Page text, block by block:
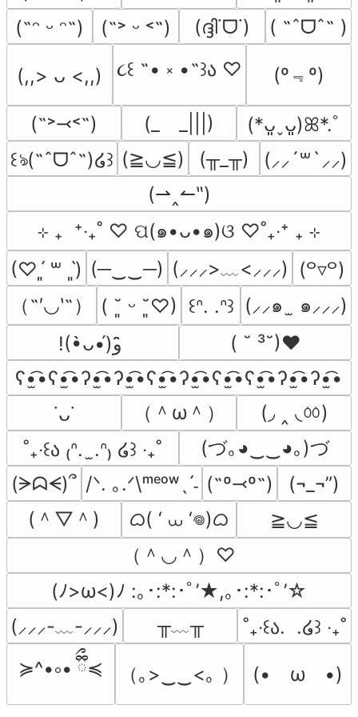
(˶ᵔ ᵕ ᵔ˶)
(˶˃ ᵕ ˂˶) (ദ്ദി˙ᗜ˙) ( ˶ˆᗜˆ˵ )
(,,> ᴗ <,,) ૮꒰ ˶• ༝ •˶꒱ა ♡ (º﹃º)
(˶˃⤙˂˶) (_　_|||)
(*ᴗ͈ˬᴗ͈)ꕤ*.ﾟ
꒰ঌ(˶ˆᗜˆ˵)໒꒱ (≧◡≦) (╥_╥)
(⸝⸝´꒳`⸝⸝)
(⇀‸↼‶)
⊹ ₊  ⁺‧₊˚ ♡ ପ(๑•ᴗ•๑)ଓ ♡˚₊‧⁺ ₊ ⊹
(♡ˊ͈ ꒳ ˋ͈) (─‿‿─) (⸝⸝⸝>﹏<⸝⸝⸝) (꒪▿꒪)
（˶′◡‵˶）
( ˘͈ ᵕ ˘͈♡) ꒰ᐢ. .ᐢ꒱ (⸝⸝๑  ̫ ๑⸝⸝⸝)
( ˘ ³˘)♥
ʕ•̫͡•ʕ•̫͡•ʔ•̫͡•ʔ•̫͡•ʕ•̫͡•ʔ•̫͡•ʕ•̫͡•ʕ•̫͡•ʔ•̫͡•ʔ•̫͡•
˙ᴗ˙
（＾ω＾）
(◞ ‸ ◟ㆀ)
˚₊‧꒰ა ₍ᐢ.  ̫.ᐢ₎ ໒꒱ ‧₊˚
(づ｡◕‿‿◕｡)づ
(ᗒᗣᗕ)՞ /ᐠ. ｡.ᐟ\ᵐᵉᵒʷˎˊ˗ (˶º⤙º˶)
(¬_¬”)
(＾▽＾)
ᜊ( ‘ ⩊ ‘𖦹)ᜊ
≧◡≦
（＾◡＾）♡
(ﾉ>ω<)ﾉ :｡･:*:･ﾟ’★,｡･:*:･ﾟ’☆
(⸝⸝⸝-﹏-⸝⸝⸝)
╥﹏╥
˚₊‧꒰ა.  .໒꒱ ‧₊˚
≽^•༚• ྀིྀ≼
（｡>‿‿<｡ ） (•　ω　•)